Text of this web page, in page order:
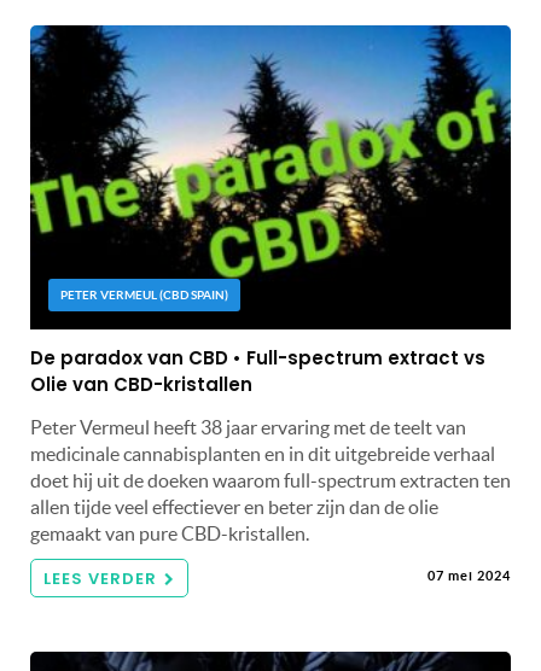
PETER VERMEUL (CBD SPAIN)
De paradox van CBD • Full-spectrum extract vs
Olie van CBD-kristallen
Peter Vermeul heeft 38 jaar ervaring met de teelt van
medicinale cannabisplanten en in dit uitgebreide verhaal
doet hij uit de doeken waarom full-spectrum extracten ten
allen tijde veel effectiever en beter zijn dan de olie
gemaakt van pure CBD-kristallen.
LEES VERDER 07 mei 2024